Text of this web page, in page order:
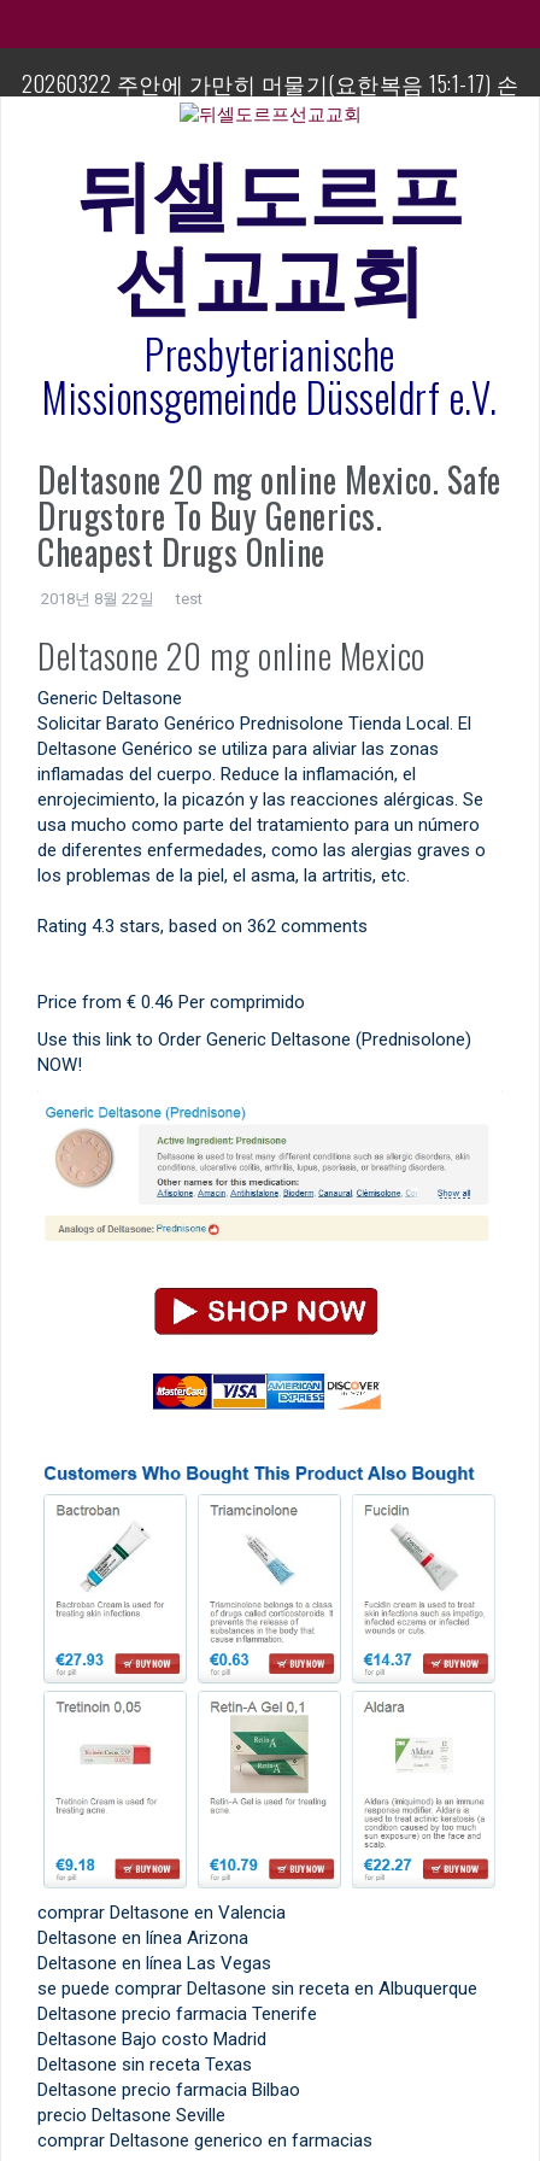
20260322 주안에 가만히 머물기(요한복음 15:1-17) 손
교훈목사
섬김이 세미나
김태희 자매 졸업연주
2023년 어린이 주일 유초등부 발표
라합3 나라 봉헌송
그리스도인의 생활영성 1기 수료식
은퇴사-우선화 권사
뒤셀도르프
선교교회
Presbyterianische
Missionsgemeinde Düsseldrf e.V.
Deltasone 20 mg online Mexico. Safe
Drugstore To Buy Generics.
Cheapest Drugs Online
2018년 8월 22일 test
Deltasone 20 mg online Mexico
Generic Deltasone
Solicitar Barato Genérico Prednisolone Tienda Local. El
Deltasone Genérico se utiliza para aliviar las zonas
inflamadas del cuerpo. Reduce la inflamación, el
enrojecimiento, la picazón y las reacciones alérgicas. Se
usa mucho como parte del tratamiento para un número
de diferentes enfermedades, como las alergias graves o
los problemas de la piel, el asma, la artritis, etc.
Rating 4.3 stars, based on 362 comments
Price from € 0.46 Per comprimido
Use this link to Order Generic Deltasone (Prednisolone)
NOW!
comprar Deltasone en Valencia
Deltasone en línea Arizona
Deltasone en línea Las Vegas
se puede comprar Deltasone sin receta en Albuquerque
Deltasone precio farmacia Tenerife
Deltasone Bajo costo Madrid
Deltasone sin receta Texas
Deltasone precio farmacia Bilbao
precio Deltasone Seville
comprar Deltasone generico en farmacias